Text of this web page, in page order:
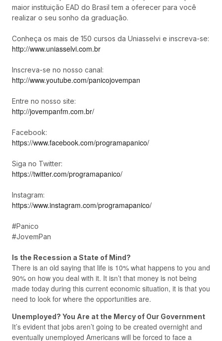
maior instituição EAD do Brasil tem a oferecer para você
realizar o seu sonho da graduação.
Conheça os mais de 150 cursos da Uniasselvi e inscreva-se:
http://www.uniasselvi.com.br
Inscreva-se no nosso canal:
http://www.youtube.com/panicojovempan
Entre no nosso site:
http://jovempanfm.com.br/
Facebook:
https://www.facebook.com/programapanico/
Siga no Twitter:
https://twitter.com/programapanico/
Instagram:
https://www.instagram.com/programapanico/
#Panico
#JovemPan
Is the Recession a State of Mind?
There is an old saying that life is 10% what happens to you and
90% on how you deal with it. It isn’t that money is not being
made today during this current economic situation, it is that you
need to look for where the opportunities are.
Unemployed? You Are at the Mercy of Our Government
It’s evident that jobs aren’t going to be created overnight and
eventually unemployed Americans will be forced to face a